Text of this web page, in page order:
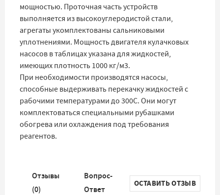
мощностью. Проточная часть устройств
выполняется из высокоуглеродистой стали,
агрегаты укомплектованы сальниковыми
уплотнениями. Мощность двигателя кулачковых
насосов в таблицах указана для жидкостей,
имеющих плотность 1000 кг/м3.
При необходимости производятся насосы,
способные выдерживать перекачку жидкостей с
рабочими температурами до 300С. Они могут
комплектоваться специальными рубашками
обогрева или охлаждения под требования
реагентов.
Отзывы
(0)
Вопрос-
Ответ
ОСТАВИТЬ ОТЗЫВ